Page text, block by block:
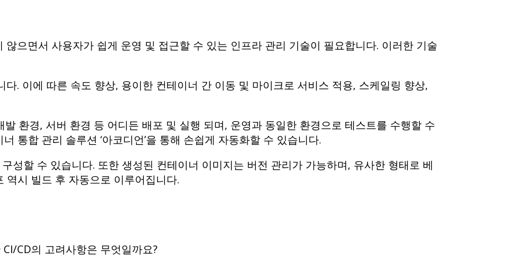
으면서 사용자가 쉽게 운영 및 접근할 수 있는 인프라 관리 기술이 필요합니다. 이러한 기술
. 이에 따른 속도 향상, 용이한 컨테이너 간 이동 및 마이크로 서비스 적용, 스케일링 향상,
환경, 서버 환경 등 어디든 배포 및 실행 되며, 운영과 동일한 환경으로 테스트를 수행할 수
통합 관리 솔루션 ‘아코디언’을 통해 손쉽게 자동화할 수 있습니다.
성할 수 있습니다. 또한 생성된 컨테이너 이미지는 버전 관리가 가능하며, 유사한 형태로 베
역시 빌드 후 자동으로 이루어집니다.
CD의 고려사항은 무엇일까요?